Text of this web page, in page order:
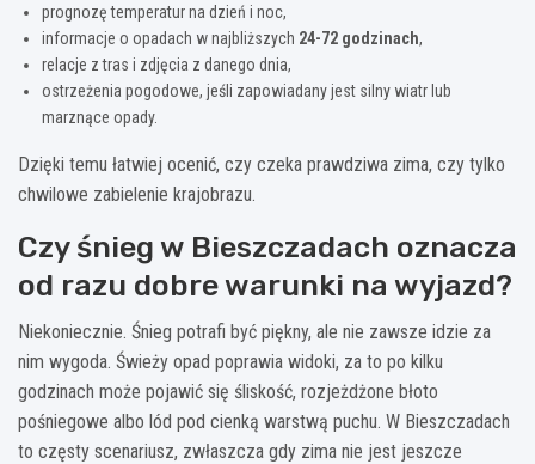
prognozę temperatur na dzień i noc,
informacje o opadach w najbliższych 24-72 godzinach,
relacje z tras i zdjęcia z danego dnia,
ostrzeżenia pogodowe, jeśli zapowiadany jest silny wiatr lub
marznące opady.
Dzięki temu łatwiej ocenić, czy czeka prawdziwa zima, czy tylko
chwilowe zabielenie krajobrazu.
Czy śnieg w Bieszczadach oznacza
od razu dobre warunki na wyjazd?
Niekoniecznie. Śnieg potrafi być piękny, ale nie zawsze idzie za
nim wygoda. Świeży opad poprawia widoki, za to po kilku
godzinach może pojawić się śliskość, rozjeżdżone błoto
pośniegowe albo lód pod cienką warstwą puchu. W Bieszczadach
to częsty scenariusz, zwłaszcza gdy zima nie jest jeszcze